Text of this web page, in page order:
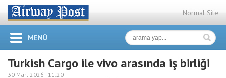
Normal Site
MENÜ
Turkish Cargo ile vivo arasında iş birliği
30 Mart 2026 - 11:20